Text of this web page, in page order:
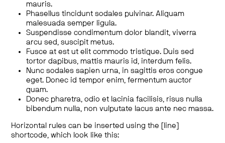
mauris.
Phasellus tincidunt sodales pulvinar. Aliquam
malesuada semper ligula.
Suspendisse condimentum dolor blandit, viverra
arcu sed, suscipit metus.
Fusce at est ut elit commodo tristique. Duis sed
tortor dapibus, mattis mauris id, interdum felis.
Nunc sodales sapien urna, in sagittis eros congue
eget. Donec id tempor enim, fermentum auctor
quam.
Donec pharetra, odio et lacinia facilisis, risus nulla
bibendum nulla, non vulputate lacus ante nec massa.
Horizontal rules can be inserted using the [line]
shortcode, which look like this: